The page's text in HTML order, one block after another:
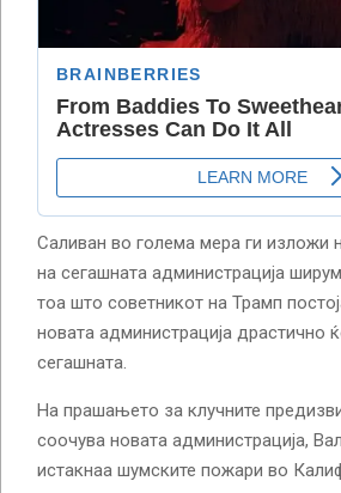
Саливан во голема мера ги изложи
на сегашната администрација
тоа што советникот на Трамп
новата администрација драстично
сегашната.
На прашањето за клучните
соочува новата администрација,
истакнаа шумските пожари во